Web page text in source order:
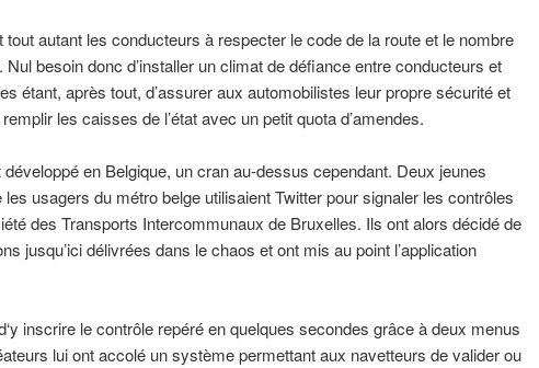
autant les conducteurs à respecter le code de la route et le nombre
Nul besoin donc d’installer un climat de défiance entre conducteurs et
étant, après tout, d’assurer aux automobilistes leur propre sécurité et
les caisses de l’état avec un petit quota d’amendes.
en Belgique, un cran au-dessus cependant. Deux jeunes
usagers du métro belge utilisaient Twitter pour signaler les contrôles
des Transports Intercommunaux de Bruxelles. Ils ont alors décidé de
jusqu’ici délivrées dans le chaos et ont mis au point l’application
inscrire le contrôle repéré en quelques secondes grâce à deux menus
lui ont accolé un système permettant aux navetteurs de valider ou